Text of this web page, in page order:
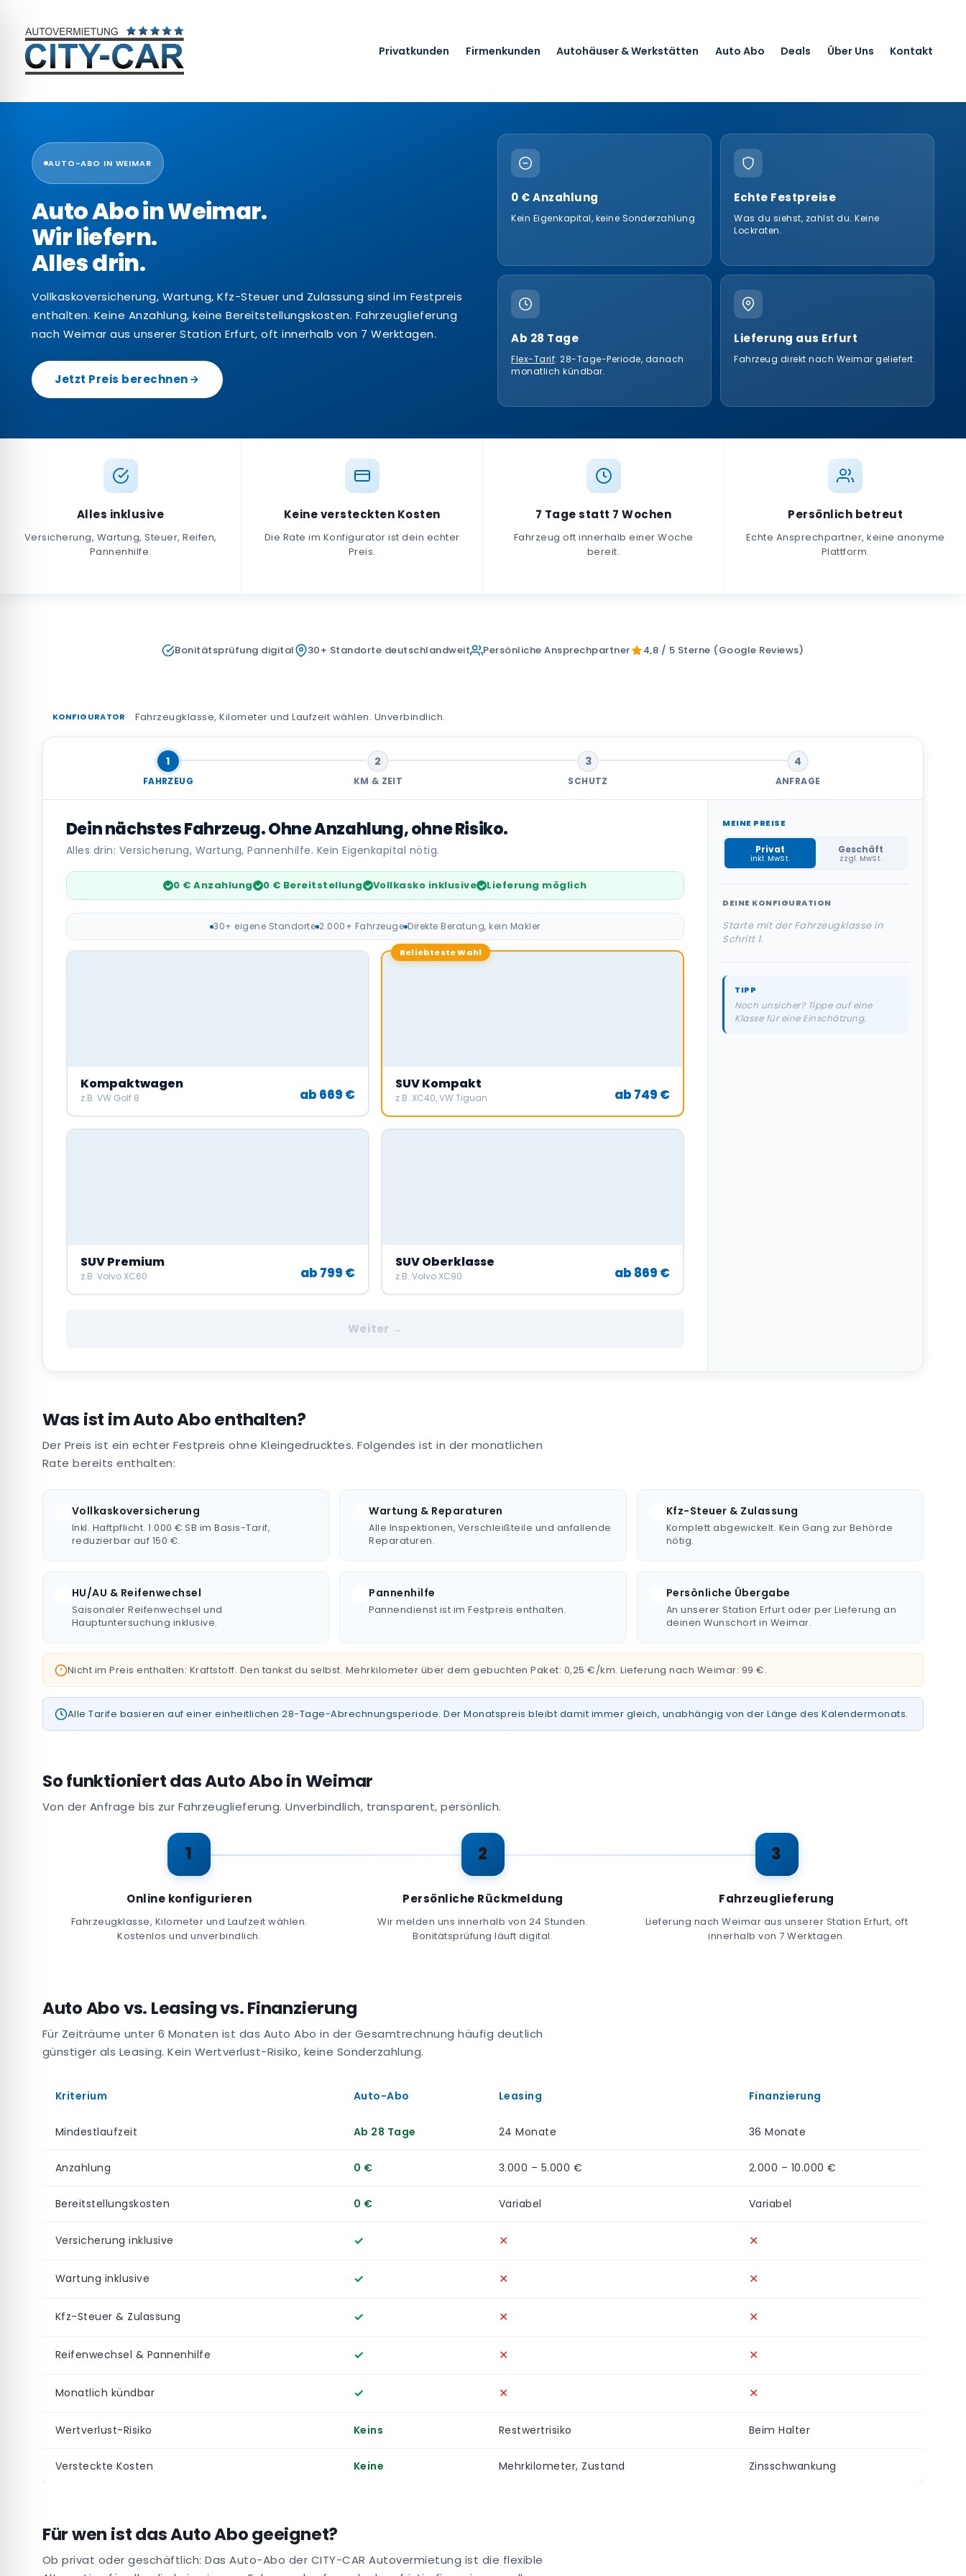
Privatkunden Firmenkunden Autohäuser & Werkstätten Auto Abo Deals Über Uns Kontakt
AUTO-ABO IN WEIMAR
Auto Abo in Weimar.
Wir liefern.
Alles drin.
Vollkaskoversicherung, Wartung, Kfz-Steuer und Zulassung sind im Festpreis
enthalten. Keine Anzahlung, keine Bereitstellungskosten. Fahrzeuglieferung
nach Weimar aus unserer Station Erfurt, oft innerhalb von 7 Werktagen.
Jetzt Preis berechnen
0 € Anzahlung
Kein Eigenkapital, keine Sonderzahlung
Echte Festpreise
Was du siehst, zahlst du. Keine
Lockraten.
Ab 28 Tage
Flex-Tarif: 28-Tage-Periode, danach
monatlich kündbar.
Lieferung aus Erfurt
Fahrzeug direkt nach Weimar geliefert.
Alles inklusive
Versicherung, Wartung, Steuer, Reifen,
Pannenhilfe.
Keine versteckten Kosten
Die Rate im Konfigurator ist dein echter
Preis.
7 Tage statt 7 Wochen
Fahrzeug oft innerhalb einer Woche
bereit.
Persönlich betreut
Echte Ansprechpartner, keine anonyme
Plattform.
Bonitätsprüfung digital 30+ Standorte deutschlandweit Persönliche Ansprechpartner 4,8 / 5 Sterne (Google Reviews)
KONFIGURATOR Fahrzeugklasse, Kilometer und Laufzeit wählen. Unverbindlich.
1
FAHRZEUG
2
KM & ZEIT
3
SCHUTZ
4
ANFRAGE
Dein nächstes Fahrzeug. Ohne Anzahlung, ohne Risiko.
Alles drin: Versicherung, Wartung, Pannenhilfe. Kein Eigenkapital nötig.
0 € Anzahlung 0 € Bereitstellung Vollkasko inklusive Lieferung möglich
30+ eigene Standorte 2.000+ Fahrzeuge Direkte Beratung, kein Makler
Kompaktwagen
z.B. VW Golf 8 ab 669 €
Beliebteste Wahl
SUV Kompakt
z.B. XC40, VW Tiguan ab 749 €
SUV Premium
z.B. Volvo XC60 ab 799 €
SUV Oberklasse
z.B. Volvo XC90 ab 869 €
Weiter →
MEINE PREISE
Privat
inkl. MwSt.
Geschäft
zzgl. MwSt.
DEINE KONFIGURATION
Starte mit der Fahrzeugklasse in
Schritt 1.
TIPP
Noch unsicher? Tippe auf eine
Klasse für eine Einschätzung.
Was ist im Auto Abo enthalten?
Der Preis ist ein echter Festpreis ohne Kleingedrucktes. Folgendes ist in der monatlichen
Rate bereits enthalten:
Vollkaskoversicherung
Inkl. Haftpflicht. 1.000 € SB im Basis-Tarif,
reduzierbar auf 150 €.
Wartung & Reparaturen
Alle Inspektionen, Verschleißteile und anfallende
Reparaturen.
Kfz-Steuer & Zulassung
Komplett abgewickelt. Kein Gang zur Behörde
nötig.
HU/AU & Reifenwechsel
Saisonaler Reifenwechsel und
Hauptuntersuchung inklusive.
Pannenhilfe
Pannendienst ist im Festpreis enthalten.
Persönliche Übergabe
An unserer Station Erfurt oder per Lieferung an
deinen Wunschort in Weimar.
Nicht im Preis enthalten: Kraftstoff. Den tankst du selbst. Mehrkilometer über dem gebuchten Paket: 0,25 €/km. Lieferung nach Weimar: 99 €.
Alle Tarife basieren auf einer einheitlichen 28-Tage-Abrechnungsperiode. Der Monatspreis bleibt damit immer gleich, unabhängig von der Länge des Kalendermonats.
So funktioniert das Auto Abo in Weimar
Von der Anfrage bis zur Fahrzeuglieferung. Unverbindlich, transparent, persönlich.
1
Online konfigurieren
Fahrzeugklasse, Kilometer und Laufzeit wählen.
Kostenlos und unverbindlich.
2
Persönliche Rückmeldung
Wir melden uns innerhalb von 24 Stunden.
Bonitätsprüfung läuft digital.
3
Fahrzeuglieferung
Lieferung nach Weimar aus unserer Station Erfurt, oft
innerhalb von 7 Werktagen.
Auto Abo vs. Leasing vs. Finanzierung
Für Zeiträume unter 6 Monaten ist das Auto Abo in der Gesamtrechnung häufig deutlich
günstiger als Leasing. Kein Wertverlust-Risiko, keine Sonderzahlung.
Kriterium Auto-Abo Leasing Finanzierung
Mindestlaufzeit Ab 28 Tage 24 Monate 36 Monate
Anzahlung 0 € 3.000 – 5.000 € 2.000 – 10.000 €
Bereitstellungskosten 0 € Variabel Variabel
Versicherung inklusive ✓ ✕ ✕
Wartung inklusive ✓ ✕ ✕
Kfz-Steuer & Zulassung ✓ ✕ ✕
Reifenwechsel & Pannenhilfe ✓ ✕ ✕
Monatlich kündbar ✓ ✕ ✕
Wertverlust-Risiko Keins Restwertrisiko Beim Halter
Versteckte Kosten Keine Mehrkilometer, Zustand Zinsschwankung
Für wen ist das Auto Abo geeignet?
Ob privat oder geschäftlich: Das Auto-Abo der CITY-CAR Autovermietung ist die flexible